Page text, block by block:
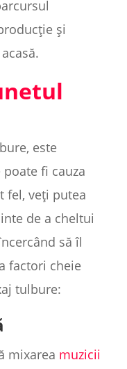
și
este
fi cauza
fel, veți putea
de a cheltui
să îl
factori cheie
tulbure:
mixarea muzicii